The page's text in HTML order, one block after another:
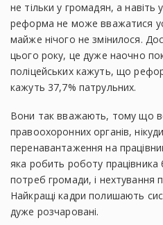
не тільки у громадян, а навіть
реформа не може вважатися
майже нічого не змінилося.
цього року, це дуже наочно
поліцейських кажуть, що
кажуть 37,7% патрульних.
Вони так вважають, тому що
правоохоронних органів,
перенавантаження на
яка робить роботу працівника
потреб громади, і нехтування
Найкращі кадри полишають
дуже розчаровані.